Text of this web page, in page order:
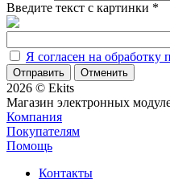
Введите текст с картинки *
Я согласен на обработку
Отменить
2026 © Ekits
Магазин электронных
Компания
Покупателям
Помощь
Контакты